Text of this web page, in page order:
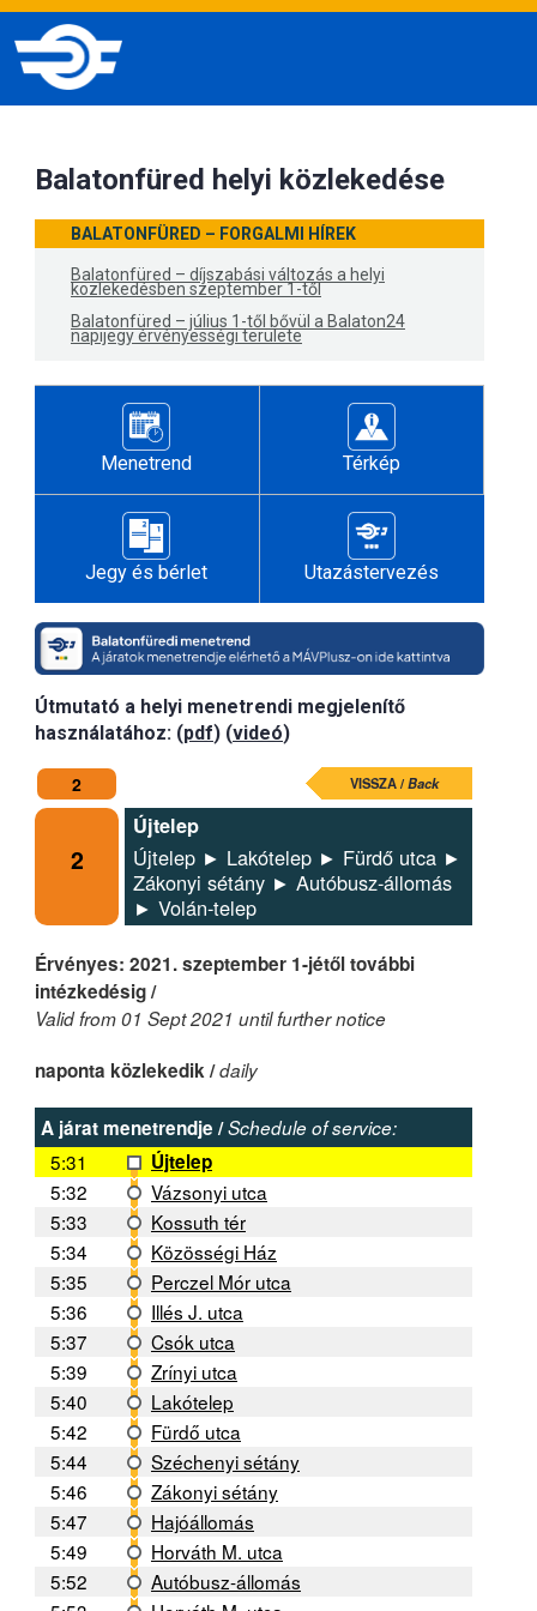
Balatonfüred helyi közlekedése
BALATONFÜRED – FORGALMI HÍREK
Balatonfüred – díjszabási változás a helyi
közlekedésben szeptember 1-től
Balatonfüred – július 1-től bővül a Balaton24
napijegy érvényességi területe
Menetrend Térkép
Jegy és bérlet Utazástervezés
Útmutató a helyi menetrendi megjelenítő
használatához: (pdf) (videó)
2 VISSZA /Back
2
Újtelep
Újtelep ► Lakótelep ► Fürdő utca ►
Zákonyi sétány ► Autóbusz-állomás
► Volán-telep
Érvényes: 2021. szeptember 1-jétől további
intézkedésig /
Valid from 01 Sept 2021 until further notice
naponta közlekedik /daily
A járat menetrendje /Schedule of service:
5:31
Újtelep
5:32
Vázsonyi utca
5:33
Kossuth tér
5:34
Közösségi Ház
5:35
Perczel Mór utca
5:36
Illés J. utca
5:37
Csók utca
5:39
Zrínyi utca
5:40
Lakótelep
5:42
Fürdő utca
5:44
Széchenyi sétány
5:46
Zákonyi sétány
5:47
Hajóállomás
5:49
Horváth M. utca
5:52
Autóbusz-állomás